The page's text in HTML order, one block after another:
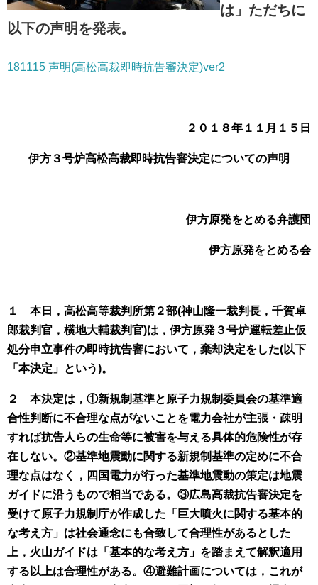
は」ただちに
以下の声明を発表。
181115 声明(高松高裁即時抗告審決定)ver2
２０１８年１１月１５日
伊方３号炉高松高裁即時抗告審決定についての声明
伊方原発をとめる弁護団
伊方原発をとめる会
１ 本日，高松高等裁判所第２部(神山隆一裁判長，千賀卓
郎裁判官，横地大輔裁判官)は，伊方原発３号炉運転差止仮
処分申立事件の即時抗告審において，棄却決定をした(以下
「本決定」という)。
２ 本決定は，①新規制基準と原子力規制委員会の基準適
合性判断に不合理な点がないことを電力会社が主張・疎明
すれば抗告人らの生命等に被害を与える具体的危険性が存
在しない。②基準地震動に関する新規制基準の定めに不合
理な点はなく，四国電力が行った基準地震動の策定は地震
ガイドに沿うもので相当である。③広島高裁抗告審決定を
受けて原子力規制庁が作成した「巨大噴火に関する基本的
な考え方」は社会通念にも合致して合理性があるとした
上，火山ガイドは「基本的な考え方」を踏まえて解釈適用
する以上は合理性がある。④避難計画については，これが